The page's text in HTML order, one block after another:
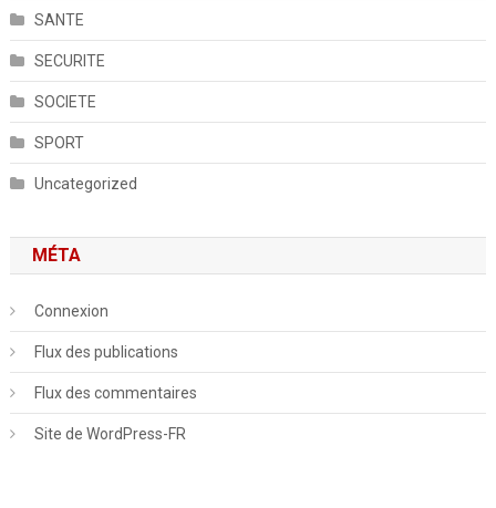
SANTE
SECURITE
SOCIETE
SPORT
Uncategorized
MÉTA
Connexion
Flux des publications
Flux des commentaires
Site de WordPress-FR